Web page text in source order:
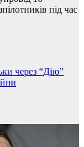
під час
через “Дію”